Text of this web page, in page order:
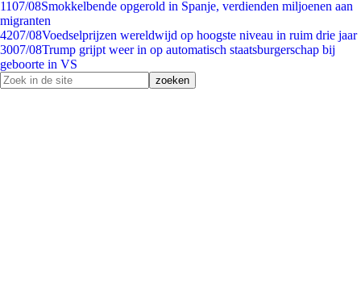
1107/08Smokkelbende opgerold in Spanje, verdienden miljoenen aan
migranten
4207/08Voedselprijzen wereldwijd op hoogste niveau in ruim drie jaar
3007/08Trump grijpt weer in op automatisch staatsburgerschap bij
geboorte in VS